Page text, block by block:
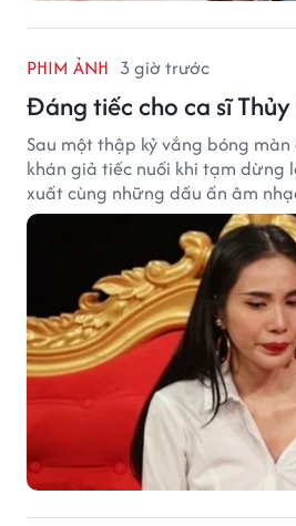
PHIM ẢNH 3 giờ trước
Đáng tiếc cho ca sĩ Thủy
Sau một thập kỷ vắng bóng màn
khán giả tiếc nuối khi tạm dừng
xuất cùng những dấu ấn âm